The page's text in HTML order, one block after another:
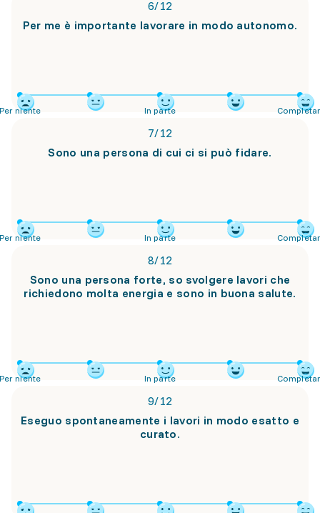
6/12
Per me è importante lavorare in modo autonomo.
niente In parte
7/12
Sono una persona di cui ci si può fidare.
niente In parte
8/12
Sono una persona forte, so svolgere lavori che
richiedono molta energia e sono in buona salute.
niente In parte
9/12
Eseguo spontaneamente i lavori in modo esatto e
curato.